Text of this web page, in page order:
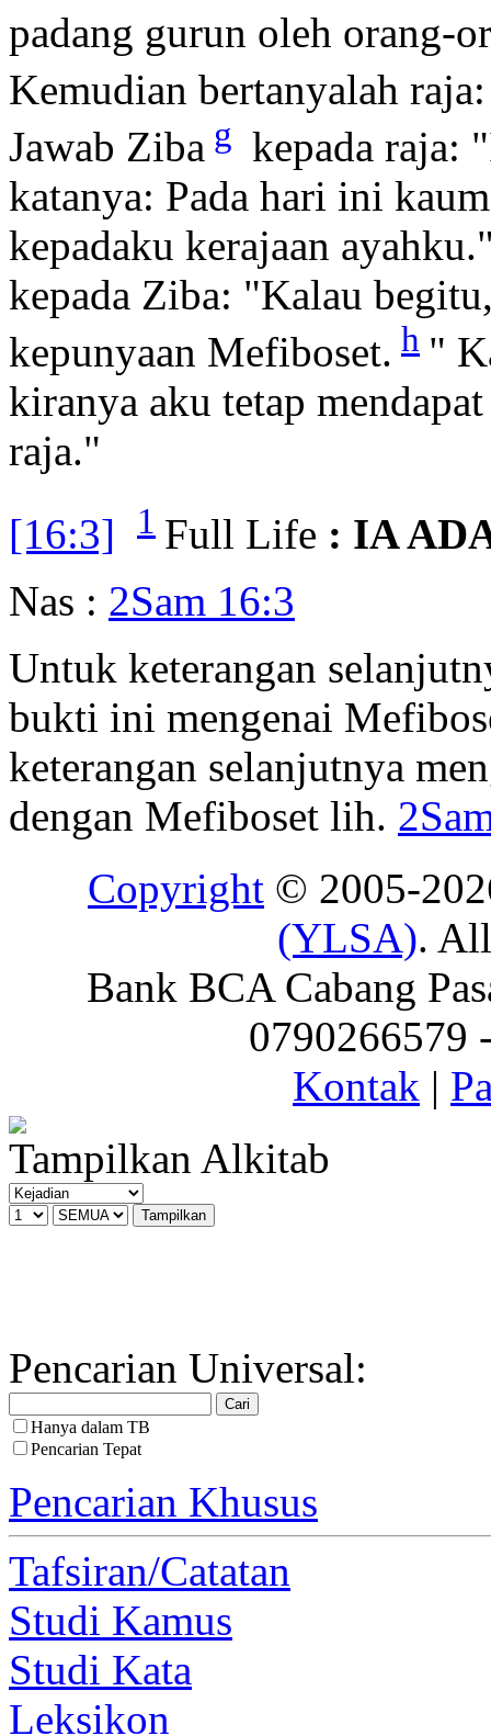
padang gurun oleh orang-
Kemudian bertanyalah
Jawab Ziba g kepada raja:
katanya: Pada hari ini
kepadaku kerajaan
kepada Ziba: "Kalau
kepunyaan Mefiboset. h "
kiranya aku tetap
raja."
[16:3]
1 Full Life : IA
Nas : 2Sam 16:3
Untuk keterangan
bukti ini mengenai
keterangan selanjutnya
dengan Mefiboset lih.
Copyright © 2005-
(YLSA).
Bank BCA Cabang
0790266579
Kontak |
Tampilkan Alkitab
Pencarian Universal:
Hanya dalam TB
Pencarian Tepat
Pencarian Khusus
Tafsiran/Catatan
Studi Kamus
Studi Kata
Leksikon